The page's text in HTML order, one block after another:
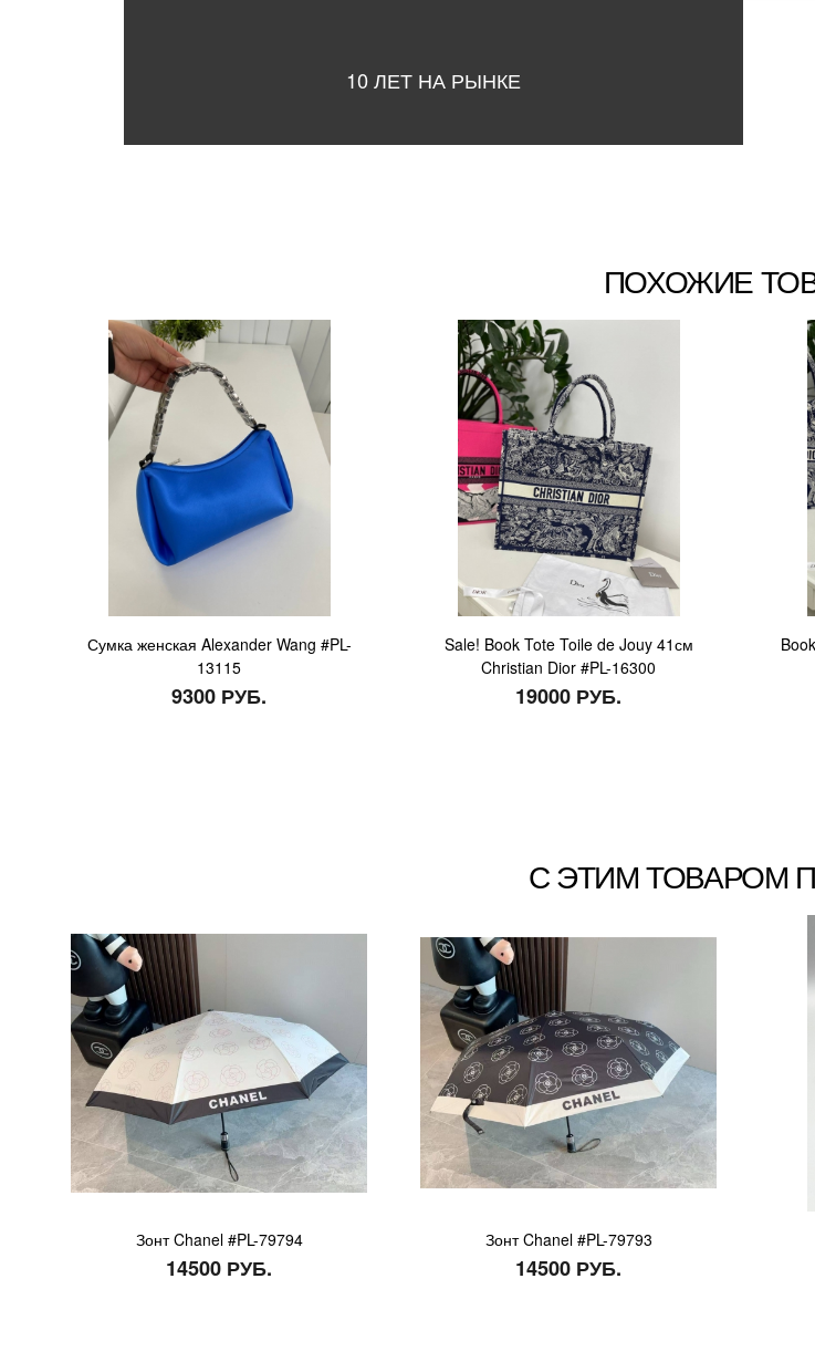
10 ЛЕТ НА РЫНКЕ
ПОХОЖИЕ
Сумка женская Alexander Wang #PL-
13115
9300 РУБ.
Sale! Book Tote Toile de Jouy 41см
Christian Dior #PL-16300
19000 РУБ.
С ЭТИМ ТОВАРОМ
Зонт Chanel #PL-79794
14500 РУБ.
Зонт Chanel #PL-79793
14500 РУБ.